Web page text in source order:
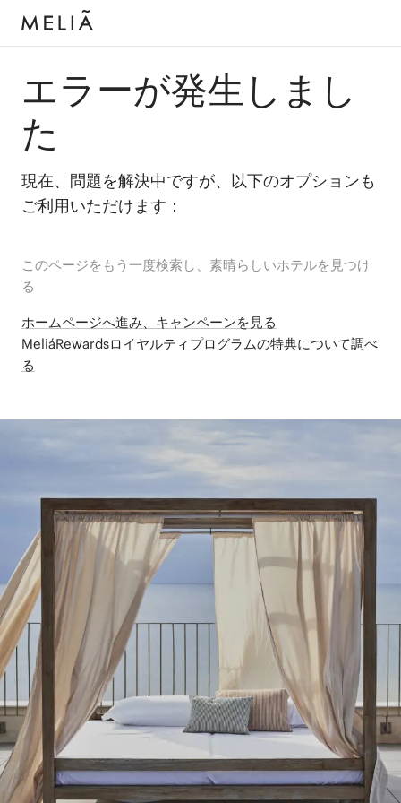
エラーが発生しまし
た
現在、問題を解決中ですが、以下のオプションも
ご利用いただけます：
このページをもう一度検索し、素晴らしいホテルを見つけ
る
ホームページへ進み、キャンペーンを見る
MeliáRewardsロイヤルティプログラムの特典について調べ
る